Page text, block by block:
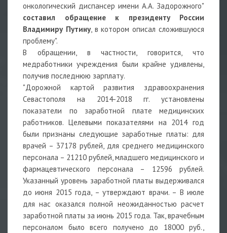
онкологический диспансер имени А.А. Задорожного"
составил обращение к президенту России
Владимиру Путину, в котором описал сложившуюся
проблему".
В обращении, в частности, говорится, что
медработники учреждения были крайне удивлены,
получив последнюю зарплату.
"Дорожной картой развития здравоохранения
Севастополя на 2014-2018 гг. установлены
показатели по заработной плате медицинских
работников. Целевыми показателями на 2014 год
были признаны следующие заработные платы: для
врачей – 37178 рублей, для среднего медицинского
персонала – 21210 рублей, младшего медицинского и
фармацевтического персонала – 12596 рублей.
Указанный уровень заработной платы выдерживался
до июня 2015 года, – утверждают врачи. – В июле
для нас оказался полной неожиданностью расчет
заработной платы за июнь 2015 года. Так, врачебным
персоналом было всего получено до 18000 руб.,